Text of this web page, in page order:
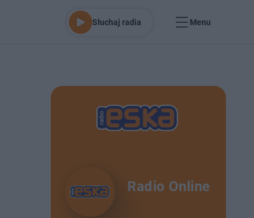
Słuchaj radia Menu
Radio Online